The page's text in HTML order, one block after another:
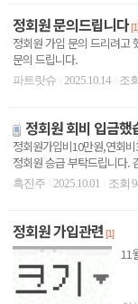
정회원 문의드립니다[1]
정회원 가입 문의 드리려고
문의 드립니다.
파트랏슈 2025.10.14 조
정회원 회비 입금했
정회원가입비10만원,연회
정회원 승급 부탁드립니다.
흑진주 2025.10.01 조회
정회원 가입관련[1]
11